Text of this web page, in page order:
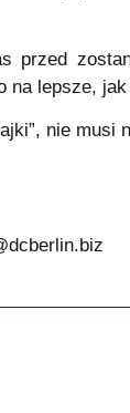
przed
na lepsze,
nie musi